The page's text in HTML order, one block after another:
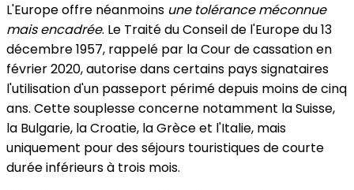
L'Europe offre néanmoins une tolérance méconnue
mais encadrée. Le Traité du Conseil de l'Europe du 13
décembre 1957, rappelé par la Cour de cassation en
février 2020, autorise dans certains pays signataires
l'utilisation d'un passeport périmé depuis moins de cinq
ans. Cette souplesse concerne notamment la Suisse,
la Bulgarie, la Croatie, la Grèce et l'Italie, mais
uniquement pour des séjours touristiques de courte
durée inférieurs à trois mois.